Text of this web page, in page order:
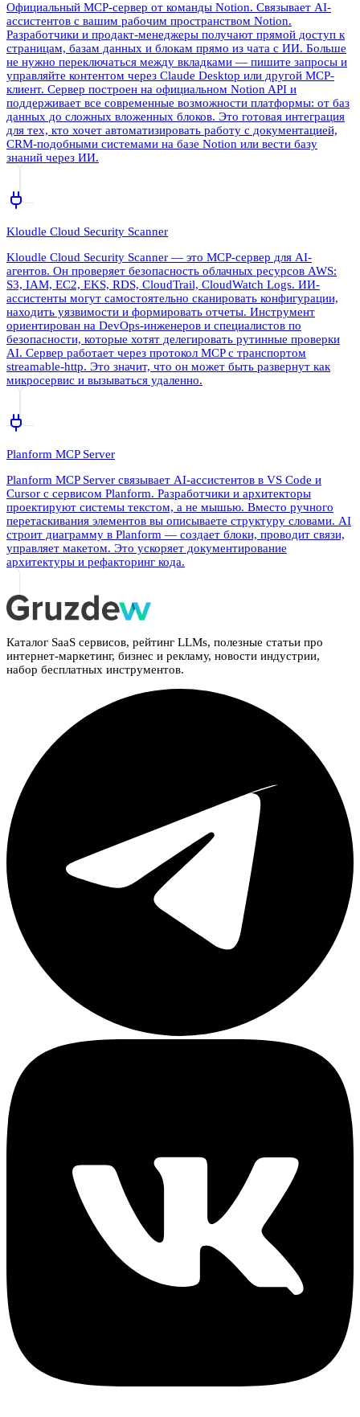
Официальный MCP-сервер от команды Notion. Связывает AI-
ассистентов с вашим рабочим пространством Notion.
Разработчики и продакт-менеджеры получают прямой доступ к
страницам, базам данных и блокам прямо из чата с ИИ. Больше
не нужно переключаться между вкладками — пишите запросы и
управляйте контентом через Claude Desktop или другой MCP-
клиент. Сервер построен на официальном Notion API и
поддерживает все современные возможности платформы: от баз
данных до сложных вложенных блоков. Это готовая интеграция
для тех, кто хочет автоматизировать работу с документацией,
CRM-подобными системами на базе Notion или вести базу
знаний через ИИ.
Kloudle Cloud Security Scanner
Kloudle Cloud Security Scanner — это MCP-сервер для AI-
агентов. Он проверяет безопасность облачных ресурсов AWS:
S3, IAM, EC2, EKS, RDS, CloudTrail, CloudWatch Logs. ИИ-
ассистенты могут самостоятельно сканировать конфигурации,
находить уязвимости и формировать отчеты. Инструмент
ориентирован на DevOps-инженеров и специалистов по
безопасности, которые хотят делегировать рутинные проверки
AI. Сервер работает через протокол MCP с транспортом
streamable-http. Это значит, что он может быть развернут как
микросервис и вызываться удаленно.
Planform MCP Server
Planform MCP Server связывает AI-ассистентов в VS Code и
Cursor с сервисом Planform. Разработчики и архитекторы
проектируют системы текстом, а не мышью. Вместо ручного
перетаскивания элементов вы описываете структуру словами. AI
строит диаграмму в Planform — создает блоки, проводит связи,
управляет макетом. Это ускоряет документирование
архитектуры и рефакторинг кода.
Каталог SaaS сервисов, рейтинг LLMs, полезные статьи про
интернет-маркетинг, бизнес и рекламу, новости индустрии,
набор бесплатных инструментов.